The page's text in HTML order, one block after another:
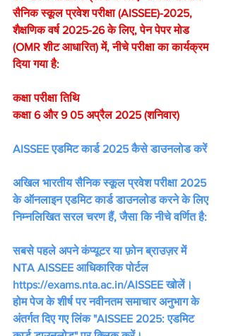
सैनिक स्कूल प्रवेश परीक्षा (AISSEE)-2025,
शैक्षणिक वर्ष 2025-26 के लिए, पेन पेपर मोड
(OMR शीट आधारित) में, नीचे परीक्षा का कार्यक्रम
दिया गया है:
कक्षा परीक्षा तिथि
कक्षा 6 और 9 05 अप्रैल 2025 (शनिवार)
AISSEE एडमिट कार्ड 2025 कैसे डाउनलोड करें
अखिल भारतीय सैनिक स्कूल प्रवेश परीक्षा 2025
के ऑनलाइन एडमिट कार्ड डाउनलोड करने के लिए
निम्नलिखित सरल चरण हैं, जैसा कि नीचे वर्णित है:
सबसे पहले अपने कंप्यूटर या फ़ोन ब्राउज़र में
NTA AISSEE आधिकारिक पोर्टल
https://exams.nta.ac.in/AISSEE खोलें।
होम पेज के शीर्ष पर नवीनतम समाचार अनुभाग के
अंतर्गत दिए गए लिंक "AISSEE 2025: एडमिट